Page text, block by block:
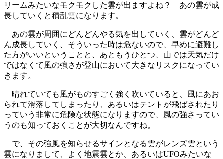
リームみたいなモクモクした雲が出ますよね？ あの雲が成
長していくと積乱雲になります。
あの雲が周囲にどんどんやる気を出していく、雲がどんど
ん成長していく、そういった時は危ないので、早めに避難し
た方がいいということと、あともうひとつ、山では天気だけ
ではなくて風の強さが登山において大きなリスクになってい
きます。
晴れていても風がものすごく強く吹いていると、風にあお
られて滑落してしまったり、あるいはテントが飛ばされたり
っていう非常に危険な状態になりますので、風の強さってい
うのも知っておくことが大切なんですね。
で、その強風を知らせるサインとなる雲がレンズ雲という
雲になりまして、よく地震雲とか、あるいはUFOみたいな